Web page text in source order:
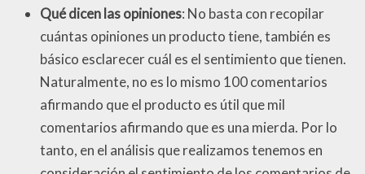
Qué dicen las opiniones: No basta con recopilar
cuántas opiniones un producto tiene, también es
básico esclarecer cuál es el sentimiento que tienen.
Naturalmente, no es lo mismo 100 comentarios
afirmando que el producto es útil que mil
comentarios afirmando que es una mierda. Por lo
tanto, en el análisis que realizamos tenemos en